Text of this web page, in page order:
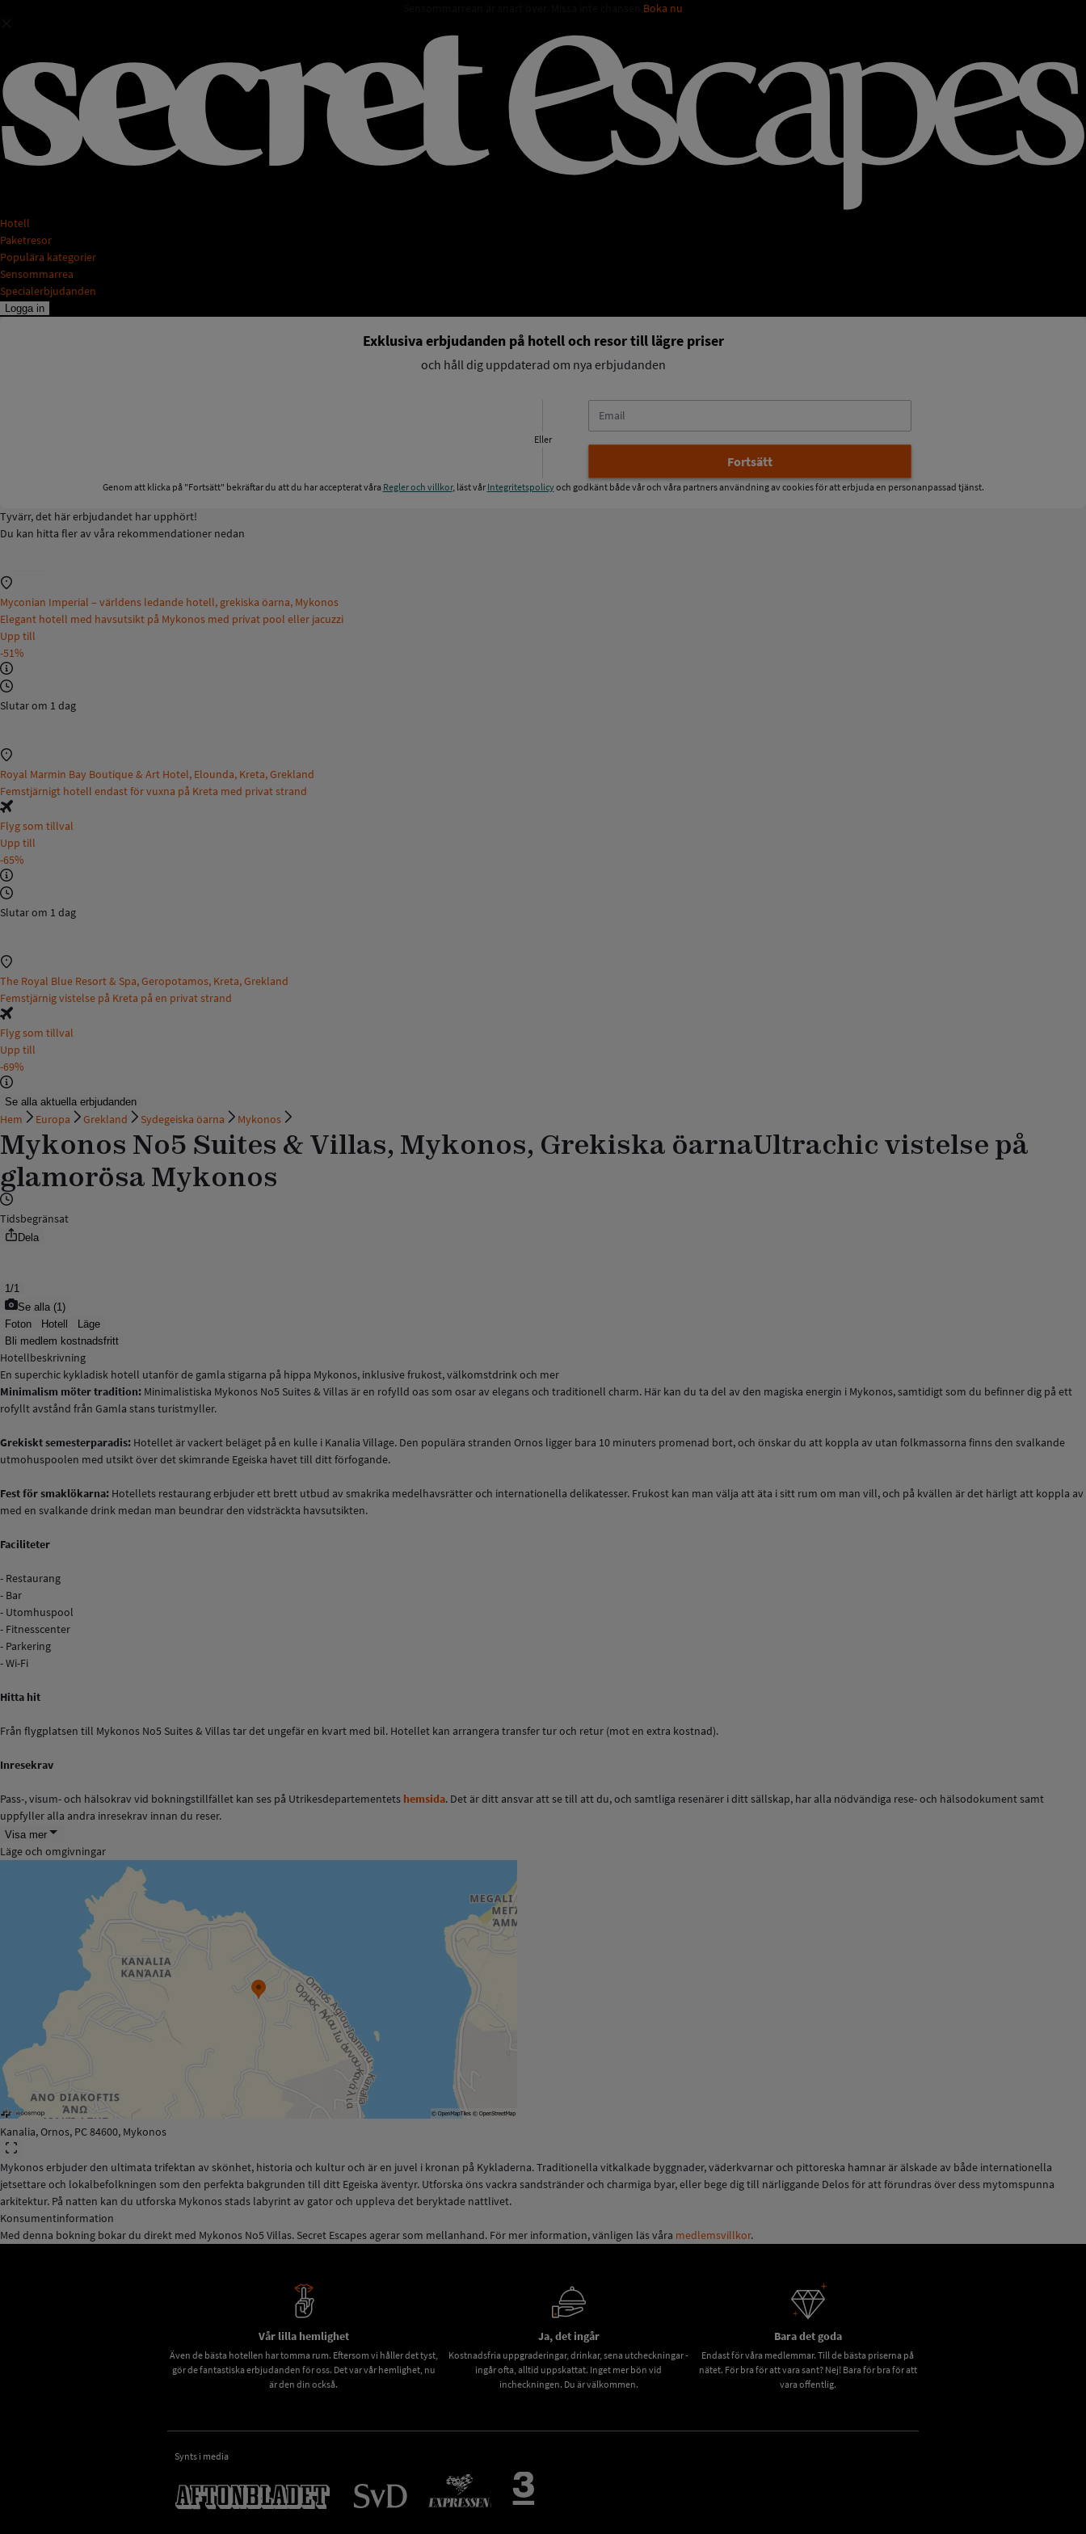
Boka nu
Hotell
Paketresor
Populära kategorier
Sensommarrea
Specialerbjudanden
Logga in
Exklusiva erbjudanden på hotell och resor till lägre priser
och håll dig uppdaterad om nya erbjudanden
postadress
Eller
Genom att klicka på "Fortsätt" bekräftar du att du har accepterat våra Regler och villkor, läst vår Integritetspolicyoch godkänt både vår och våra partners användning av cookies för att erbjuda en personanpassad tjänst.
Tyvärr, det här erbjudandet har upphört!
Du kan hitta fler av våra rekommendationer nedan
Myconian Imperial – världens ledande hotell, grekiska öarna, Mykonos
Elegant hotell med havsutsikt på Mykonos med privat pool eller jacuzzi
Upp till
-51%
Slutar om 1 dag
Royal Marmin Bay Boutique & Art Hotel, Elounda, Kreta, Grekland
Femstjärnigt hotell endast för vuxna på Kreta med privat strand
Flyg som tillval
Upp till
-65%
Slutar om 1 dag
The Royal Blue Resort & Spa, Geropotamos, Kreta, Grekland
Femstjärnig vistelse på Kreta på en privat strand
Flyg som tillval
Upp till
-69%
Se alla aktuella erbjudanden
Hem Europa Grekland Sydegeiska öarna Mykonos
Mykonos No5 Suites & Villas, Mykonos, Grekiska öarnaUltrachic vistelse på
glamorösa Mykonos
Tidsbegränsat
Dela
1/1
Se alla (1)
Foton
Hotell
Läge
Bli medlem kostnadsfritt
Hotellbeskrivning
En superchic kykladisk hotell utanför de gamla stigarna på hippa Mykonos, inklusive frukost, välkomstdrink och mer
Minimalism möter tradition: Minimalistiska Mykonos No5 Suites & Villas är en rofylld oas som osar av elegans och traditionell charm. Här kan du ta del av den magiska energin i Mykonos, samtidigt som du befinner dig på ett
rofyllt avstånd från Gamla stans turistmyller.
Grekiskt semesterparadis: Hotellet är vackert beläget på en kulle i Kanalia Village. Den populära stranden Ornos ligger bara 10 minuters promenad bort, och önskar du att koppla av utan folkmassorna finns den svalkande
utmohuspoolen med utsikt över det skimrande Egeiska havet till ditt förfogande.
Fest för smaklökarna: Hotellets restaurang erbjuder ett brett utbud av smakrika medelhavsrätter och internationella delikatesser. Frukost kan man välja att äta i sitt rum om man vill, och på kvällen är det härligt att koppla av
med en svalkande drink medan man beundrar den vidsträckta havsutsikten.
Faciliteter
- Restaurang
- Bar
- Utomhuspool
- Fitnesscenter
- Parkering
- Wi-Fi
Hitta hit
Från flygplatsen till Mykonos No5 Suites & Villas tar det ungefär en kvart med bil. Hotellet kan arrangera transfer tur och retur (mot en extra kostnad).
Inresekrav
Pass-, visum- och hälsokrav vid bokningstillfället kan ses på Utrikesdepartementets hemsida. Det är ditt ansvar att se till att du, och samtliga resenärer i ditt sällskap, har alla nödvändiga rese- och hälsodokument samt
uppfyller alla andra inresekrav innan du reser.
Visa mer
Läge och omgivningar
Kanalia, Ornos, PC 84600, Mykonos
Mykonos erbjuder den ultimata trifektan av skönhet, historia och kultur och är en juvel i kronan på Kykladerna. Traditionella vitkalkade byggnader, väderkvarnar och pittoreska hamnar är älskade av både internationella
jetsettare och lokalbefolkningen som den perfekta bakgrunden till ditt Egeiska äventyr. Utforska öns vackra sandstränder och charmiga byar, eller bege dig till närliggande Delos för att förundras över dess mytomspunna
arkitektur. På natten kan du utforska Mykonos stads labyrint av gator och uppleva det beryktade nattlivet.
Konsumentinformation
Med denna bokning bokar du direkt med Mykonos No5 Villas. Secret Escapes agerar som mellanhand. För mer information, vänligen läs våra medlemsvillkor.
Vår lilla hemlighet
Även de bästa hotellen har tomma rum. Eftersom vi håller det tyst,
gör de fantastiska erbjudanden för oss. Det var vår hemlighet, nu
är den din också.
Ja, det ingår
Kostnadsfria uppgraderingar, drinkar, sena utcheckningar -
ingår ofta, alltid uppskattat. Inget mer bön vid
incheckningen. Du är välkommen.
Bara det goda
Endast för våra medlemmar. Till de bästa priserna på
nätet. För bra för att vara sant? Nej! Bara för bra för att
vara offentlig.
Synts i media